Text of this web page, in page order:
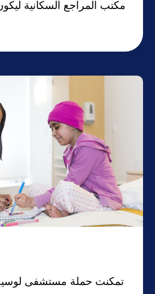
مكتب المراجع السكانية
تمكنت حملة مستشفى